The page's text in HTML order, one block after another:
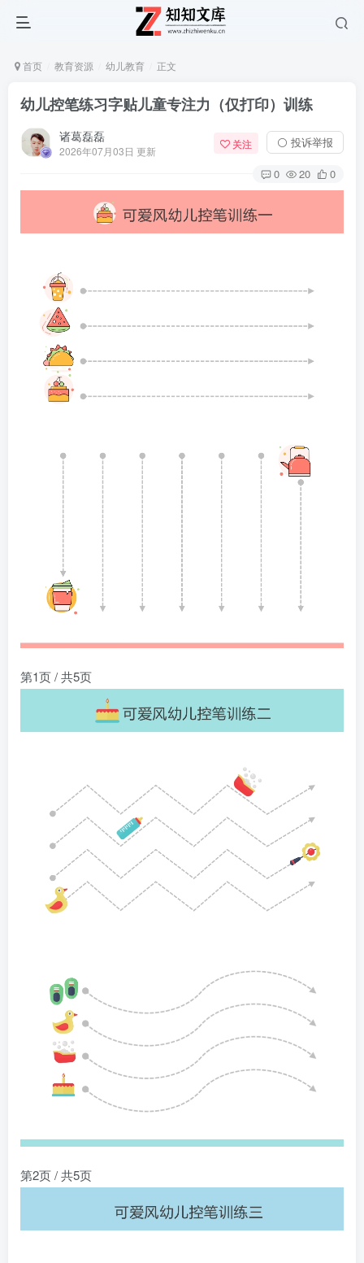
首页 教育资源 幼儿教育 正文
幼儿控笔练习字贴儿童专注力（仅打印）训练
诸葛磊磊
2026年07月03日 更新
关注 ⚪ 投诉举报
0 20 0
第1页 / 共5页
第2页 / 共5页